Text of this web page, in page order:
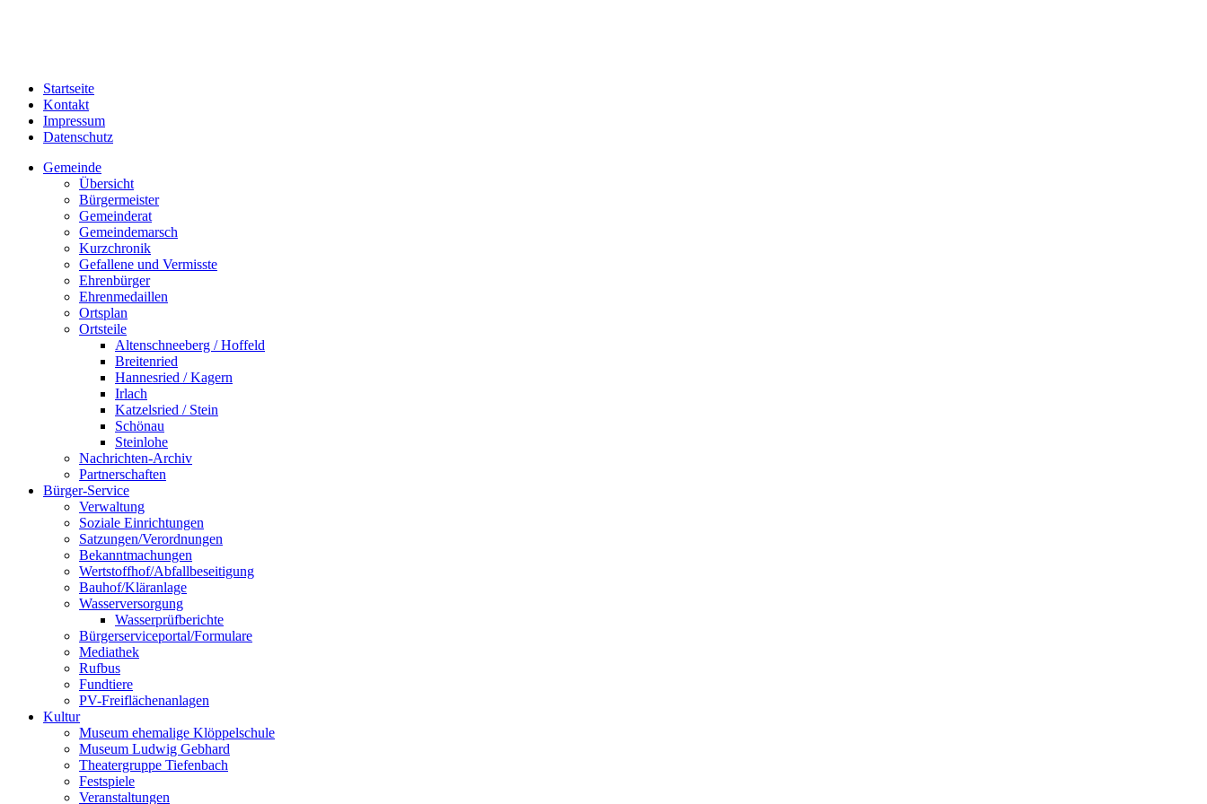
Startseite
Kontakt
Impressum
Datenschutz
Gemeinde
Übersicht
Bürgermeister
Gemeinderat
Gemeindemarsch
Kurzchronik
Gefallene und Vermisste
Ehrenbürger
Ehrenmedaillen
Ortsplan
Ortsteile
Altenschneeberg / Hoffeld
Breitenried
Hannesried / Kagern
Irlach
Katzelsried / Stein
Schönau
Steinlohe
Nachrichten-Archiv
Partnerschaften
Bürger-Service
Verwaltung
Soziale Einrichtungen
Satzungen/Verordnungen
Bekanntmachungen
Wertstoffhof/Abfallbeseitigung
Bauhof/Kläranlage
Wasserversorgung
Wasserprüfberichte
Bürgerserviceportal/Formulare
Mediathek
Rufbus
Fundtiere
PV-Freiflächenanlagen
Kultur
Museum ehemalige Klöppelschule
Museum Ludwig Gebhard
Theatergruppe Tiefenbach
Festspiele
Veranstaltungen